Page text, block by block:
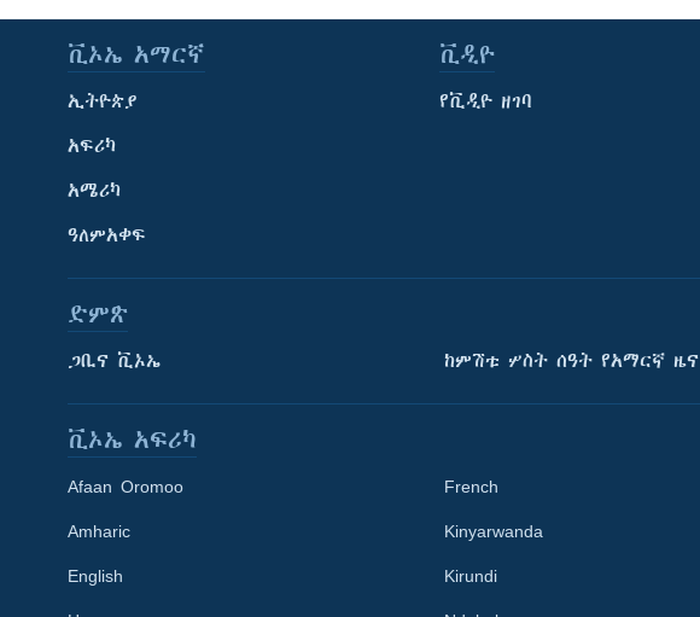
Learning English
ቪኦኤ አማርኛ
ኢትዮጵያ
አፍሪካ
አሜሪካ
ዓለምአቀፍ
ቪዲዮ
የቪዲዮ ዘገባ
ድምጽ
ጋቢና ቪኦኤ ከምሽቱ ሦስት ሰዓት የአማርኛ ዜና
ቪኦኤ አፍሪካ
Afaan Oromoo
Amharic
English
French
Kinyarwanda
Kirundi